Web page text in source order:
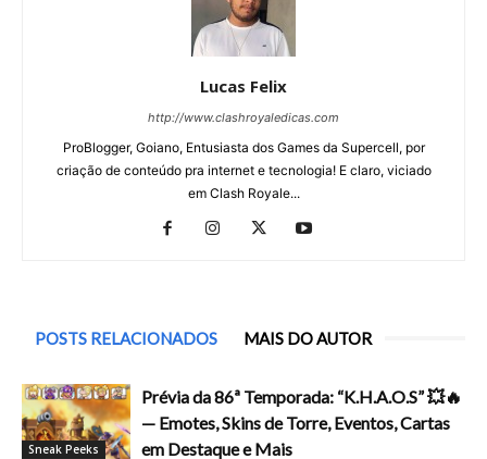
Lucas Felix
http://www.clashroyaledicas.com
ProBlogger, Goiano, Entusiasta dos Games da Supercell, por
criação de conteúdo pra internet e tecnologia! E claro, viciado
em Clash Royale...
POSTS RELACIONADOS MAIS DO AUTOR
Sneak Peeks
Prévia da 86ª Temporada: “K.H.A.O.S” 💥🔥
— Emotes, Skins de Torre, Eventos, Cartas
em Destaque e Mais